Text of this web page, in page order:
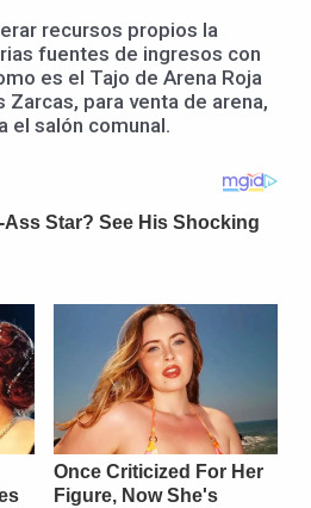
recursos propios la
fuentes de ingresos con
es el Tajo de Arena Roja
Zarcas, para venta de arena,
el salón comunal.